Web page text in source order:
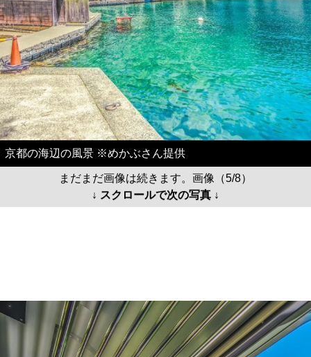
京都の海辺の風景 ※めかぶさん提供
まだまだ画像は続きます。画像（5/8）
↓ スクロールで次の写真 ↓